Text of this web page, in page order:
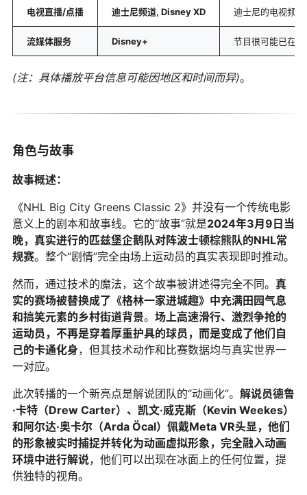
​电视直播/点播​ ​迪士尼频道, Disney XD​ 迪士尼的电视频
​流媒体服务​ ​Disney+​ 节目很可能已在
(注：具体播放平台信息可能因地区和时间而异)。
角色与故事
​故事概述：​
《NHL Big City Greens Classic 2》并没有一个传统电影
意义上的剧本和故事线。它的“故事”就是​​2024年3月9日当
晚，真实进行的匹兹堡企鹅队对阵波士顿棕熊队的NHL常
规赛​​。整个“剧情”完全由场上运动员的真实表现即时推动。
然而，通过技术的魔法，这个故事被讲述得完全不同。​ ​真
实的赛场被替换成了《格林一家进城趣》中充满田园气息
和搞笑元素的乡村街道背景​​。​ ​场上高速滑行、激烈争抢的
运动员，不再是穿着厚重护具的球员，而是变成了他们自
己的卡通化身​​，但其技术动作和比赛数据均与真实世界一
一对应。
此次转播的一个新亮点是解说团队的“动画化”。​ ​解说员德鲁
·卡特（Drew Carter）、凯文·威克斯（Kevin Weekes）
和阿尔达·奥卡尔（Arda Öcal）佩戴Meta VR头显，他们
的形象被实时捕捉并转化为动画虚拟形象，完全融入动画
环境中进行解说​​，他们可以出现在冰面上的任何位置，提
供独特的视角。